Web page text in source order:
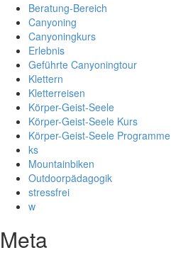
Beratung-Bereich
Canyoning
Canyoningkurs
Erlebnis
Geführte Canyoningtour
Klettern
Kletterreisen
Körper-Geist-Seele
Körper-Geist-Seele Kurs
Körper-Geist-Seele Programme
ks
Mountainbiken
Outdoorpädagogik
stressfrei
w
Meta